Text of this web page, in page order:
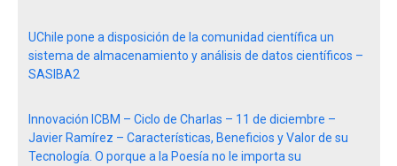
UChile pone a disposición de la comunidad científica un
sistema de almacenamiento y análisis de datos científicos –
SASIBA2
Innovación ICBM – Ciclo de Charlas – 11 de diciembre –
Javier Ramírez – Características, Beneficios y Valor de su
Tecnología. O porque a la Poesía no le importa su